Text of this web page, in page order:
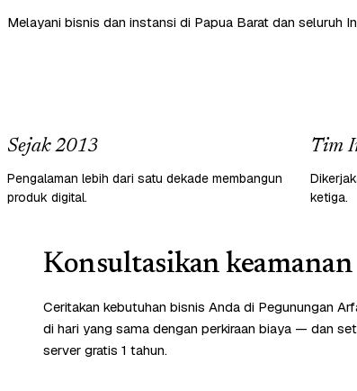
Melayani bisnis dan instansi di Papua Barat dan seluruh
Sejak 2013
Pengalaman lebih dari satu dekade membangun
produk digital.
Tim
ketiga.
Konsultasikan
Ceritakan kebutuhan bisnis Anda di Pegunungan
di hari yang sama dengan perkiraan biaya — dan
server gratis 1 tahun.